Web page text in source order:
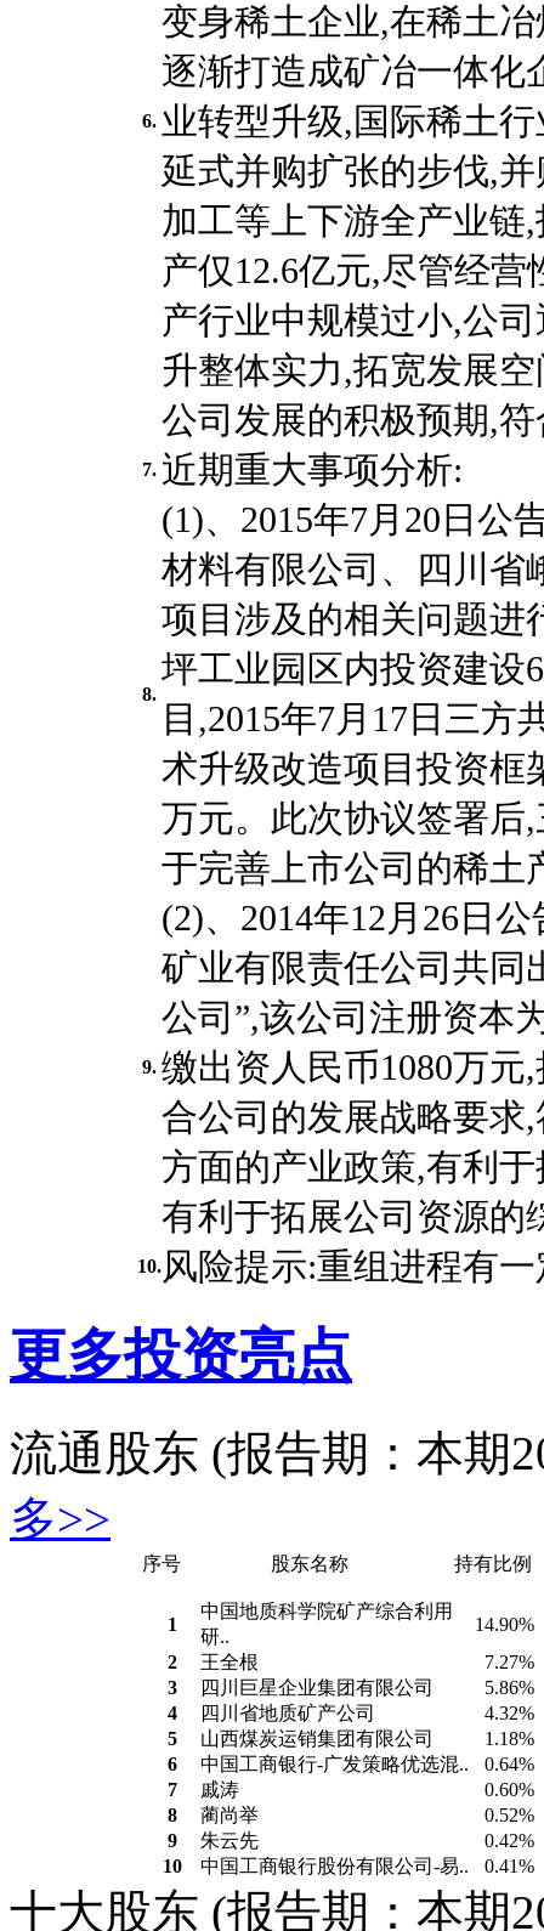
6.
变身稀土企业,在稀土
逐渐打造成矿冶一体化
业转型升级,国际稀土
延式并购扩张的步伐,
加工等上下游全产业链
产仅12.6亿元,尽管经
产行业中规模过小,公
升整体实力,拓宽发展
公司发展的积极预期,
7. 近期重大事项分析:
8.
(1)、2015年7月20日公
材料有限公司、四川省
项目涉及的相关问题进
坪工业园区内投资建设
目,2015年7月17日三方
术升级改造项目投资框
万元。此次协议签署后
于完善上市公司的稀土
9.
(2)、2014年12月26日
矿业有限责任公司共同
公司”,该公司注册资本
缴出资人民币1080万元
合公司的发展战略要求
方面的产业政策,有利
有利于拓展公司资源的
10.风险提示:重组进程有
更多投资亮点
流通股东 (报告期：本期
多>>
序号 股东名称 持有比例
1
中国地质科学院矿产综合利用
研..
14.90%
2
王全根
7.27%
3
四川巨星企业集团有限公司
5.86%
4
四川省地质矿产公司
4.32%
5
山西煤炭运销集团有限公司
1.18%
6
中国工商银行-广发策略优选混..
0.64%
7
戚涛
0.60%
8
蔺尚举
0.52%
9
朱云先
0.42%
10
中国工商银行股份有限公司-易.. 0.41%
十大股东 (报告期：本期